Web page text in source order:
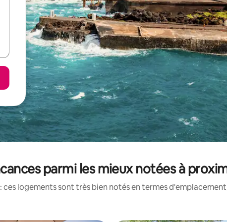
parmi les mieux notées à
ces logements sont très bien notés en termes